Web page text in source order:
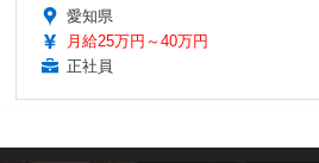
愛知県
月給25万円～40万円
正社員